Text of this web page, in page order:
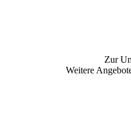
Zur
Weitere